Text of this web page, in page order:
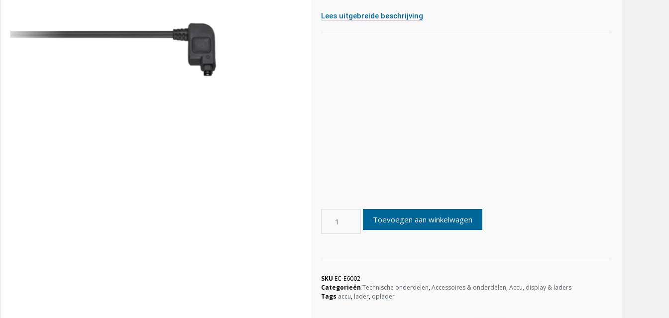
Lees uitgebreide beschrijving
Toevoegen aan winkelwagen
SKU EC-E6002
Categorieën Technische onderdelen,Accessoires & onderdelen,Accu, display & laders
Tags accu, lader, oplader